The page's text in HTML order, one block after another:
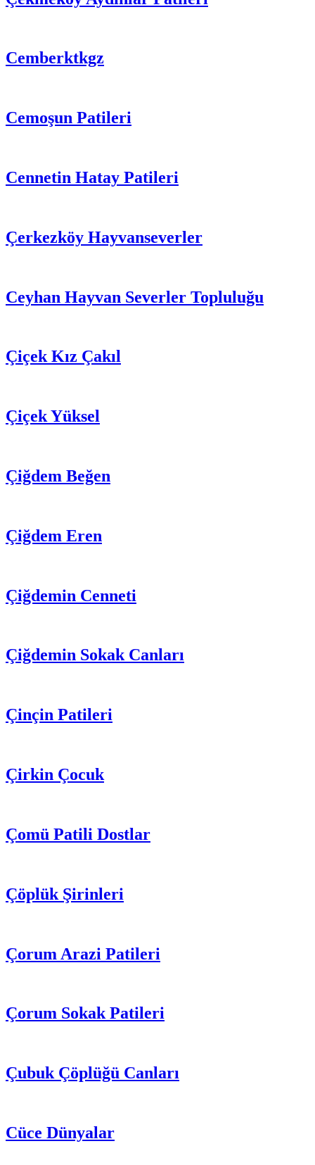
Cemberktkgz
Cemoşun Patileri
Cennetin Hatay Patileri
Çerkezköy Hayvanseverler
Ceyhan Hayvan Severler Topluluğu
Çiçek Kız Çakıl
Çiçek Yüksel
Çiğdem Beğen
Çiğdem Eren
Çiğdemin Cenneti
Çiğdemin Sokak Canları
Çinçin Patileri
Çirkin Çocuk
Çomü Patili Dostlar
Çöplük Şirinleri
Çorum Arazi Patileri
Çorum Sokak Patileri
Çubuk Çöplüğü Canları
Cüce Dünyalar